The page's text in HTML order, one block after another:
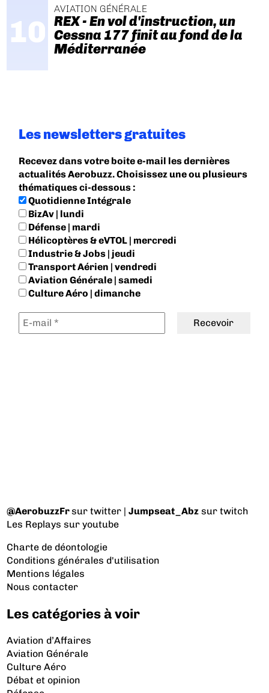
AVIATION GÉNÉRALE
REX - En vol d'instruction, un
Cessna 177 finit au fond de la
Méditerranée
Les newsletters gratuites
Recevez dans votre boite e-mail les dernières
actualités Aerobuzz. Choisissez une ou plusieurs
thématiques ci-dessous :
Quotidienne Intégrale
BizAv | lundi
Défense | mardi
Hélicoptères & eVTOL | mercredi
Industrie & Jobs | jeudi
Transport Aérien | vendredi
Aviation Générale | samedi
Culture Aéro | dimanche
@AerobuzzFrsur twitter |Jumpseat_Abz sur twitch
Les Replays sur youtube
Charte de déontologie
Conditions générales d'utilisation
Mentions légales
Nous contacter
Les catégories à voir
Aviation d’Affaires
Aviation Générale
Culture Aéro
Débat et opinion